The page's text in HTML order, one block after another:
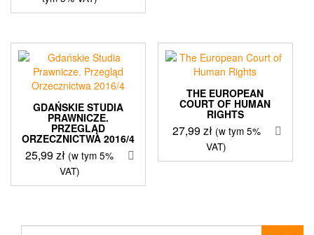
wynosiła:wynosi:
GDAŃSKIE STUDIA
PRAWNICZE.
PRZEGLĄD
ORZECZNICTWA 2016/4
25,99zł (w tym 5%
VAT)
THE EUROPEAN
COURT OF HUMAN
RIGHTS
27,99zł (w tym 5%
VAT)